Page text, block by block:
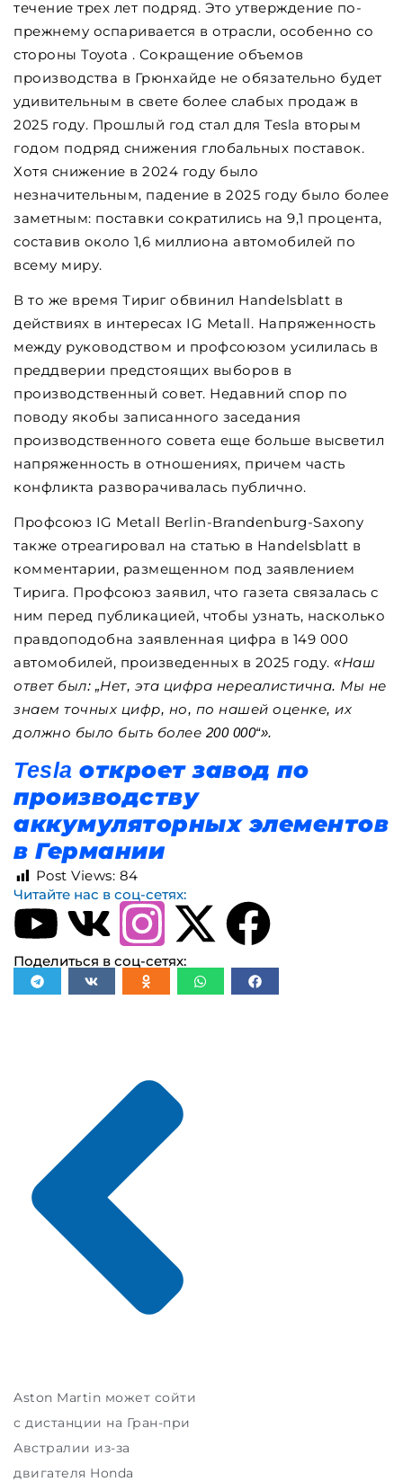
течение трех лет подряд. Это утверждение по-
прежнему оспаривается в отрасли, особенно со
стороны Toyota . Сокращение объемов
производства в Грюнхайде не обязательно будет
удивительным в свете более слабых продаж в
2025 году. Прошлый год стал для Tesla вторым
годом подряд снижения глобальных поставок.
Хотя снижение в 2024 году было
незначительным, падение в 2025 году было более
заметным: поставки сократились на 9,1 процента,
составив около 1,6 миллиона автомобилей по
всему миру.
В то же время Тириг обвинил Handelsblatt в
действиях в интересах IG Metall. Напряженность
между руководством и профсоюзом усилилась в
преддверии предстоящих выборов в
производственный совет. Недавний спор по
поводу якобы записанного заседания
производственного совета еще больше высветил
напряженность в отношениях, причем часть
конфликта разворачивалась публично.
Профсоюз IG Metall Berlin-Brandenburg-Saxony
также отреагировал на статью в Handelsblatt в
комментарии, размещенном под заявлением
Тирига. Профсоюз заявил, что газета связалась с
ним перед публикацией, чтобы узнать, насколько
правдоподобна заявленная цифра в 149 000
автомобилей, произведенных в 2025 году. «Наш
ответ был: „Нет, эта цифра нереалистична. Мы не
знаем точных цифр, но, по нашей оценке, их
должно было быть более 200 000“».
Tesla откроет завод по
производству
аккумуляторных элементов
в Германии
Post Views: 84
Читайте нас в соц-сетях:
Поделиться в соц-сетях:
Aston Martin может сойти
с дистанции на Гран-при
Австралии из-за
двигателя Honda